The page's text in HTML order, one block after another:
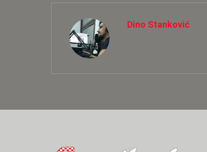
Dino Stanković